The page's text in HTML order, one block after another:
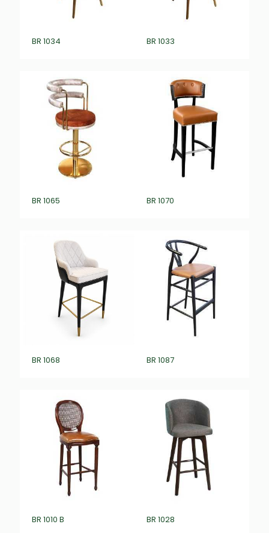
BR 1034 BR 1033
BR 1065 BR 1070
BR 1068 BR 1087
BR 1010 B BR 1028